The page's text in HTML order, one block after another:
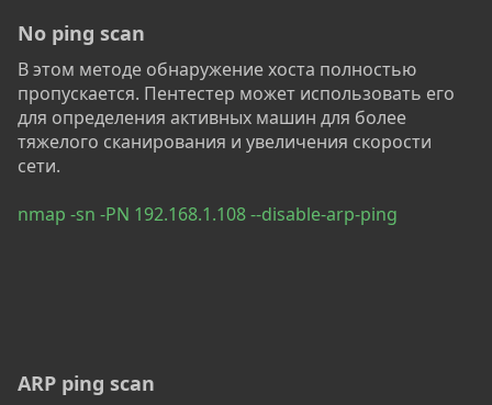
No ping scan
В этом методе обнаружение хоста полностью
пропускается. Пентестер может использовать его
для определения активных машин для более
тяжелого сканирования и увеличения скорости
сети.
nmap -sn -PN 192.168.1.108 --disable-arp-ping
ARP ping scan